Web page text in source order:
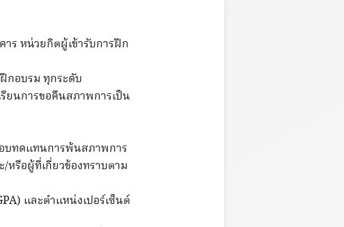
ร หน่วยกิตผู้เข้ารับการฝึก
กอบรม ทุกระดับ
ยนการขอคืนสภาพการเป็น
บทดแทนการพ้นสภาพการ
รือผู้ที่เกี่ยวข้องทราบตาม
และตำแหน่งเปอร์เซ็นต์